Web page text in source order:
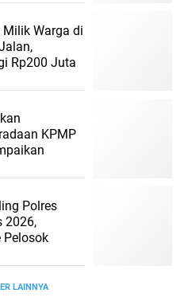
Milik Warga di
Rp200 Juta
KPMP
Polres
2026,
Pelosok
LAINNYA